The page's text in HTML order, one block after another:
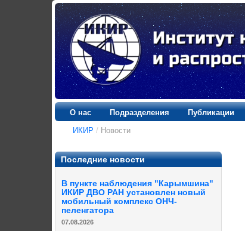
О нас Подразделения Публикации
ИКИР / Новости
Последние новости
В пункте наблюдения "Карымшина"
ИКИР ДВО РАН установлен новый
мобильный комплекс ОНЧ-
пеленгатора
07.08.2026